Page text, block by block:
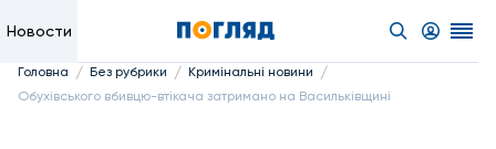
Новости
Головна / Без рубрики / Кримінальні новини /
Обухівського вбивцю-втікача затримано на Васильківщині